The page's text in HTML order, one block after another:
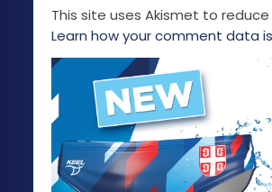
This site uses Akismet to
Learn how your comment data